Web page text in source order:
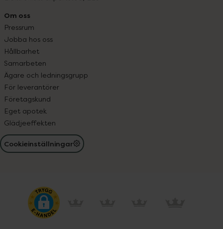
Om oss
Pressrum
Jobba hos oss
Hållbarhet
Samarbeten
Ägare och ledningsgrupp
För leverantörer
Företagskund
Eget apotek
Glädjeeffekten
Cookieinställningar